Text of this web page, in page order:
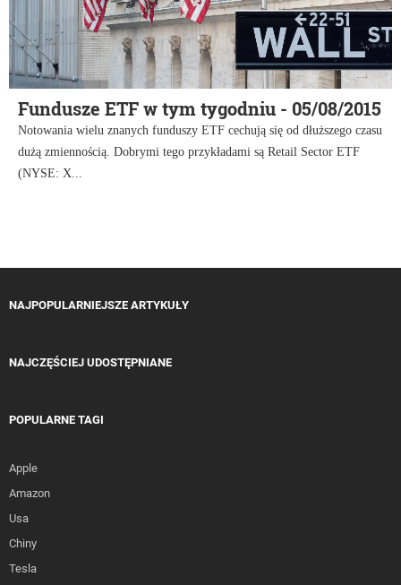
Fundusze ETF w tym tygodniu - 05/08/2015
Notowania wielu znanych funduszy ETF cechują się od dłuższego czasu
dużą zmiennością. Dobrymi tego przykładami są Retail Sector ETF
(NYSE: X...
NAJPOPULARNIEJSZE ARTYKUŁY
NAJCZĘŚCIEJ UDOSTĘPNIANE
POPULARNE TAGI
Apple
Amazon
Usa
Chiny
Tesla